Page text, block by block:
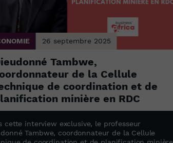
26 septembre 2025
Tambwe,
de la Cellule
de coordination et de
minière en RDC
cette interview exclusive, le professeur
Tambwe, coordonnateur de la Cellule